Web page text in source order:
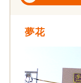
夢花